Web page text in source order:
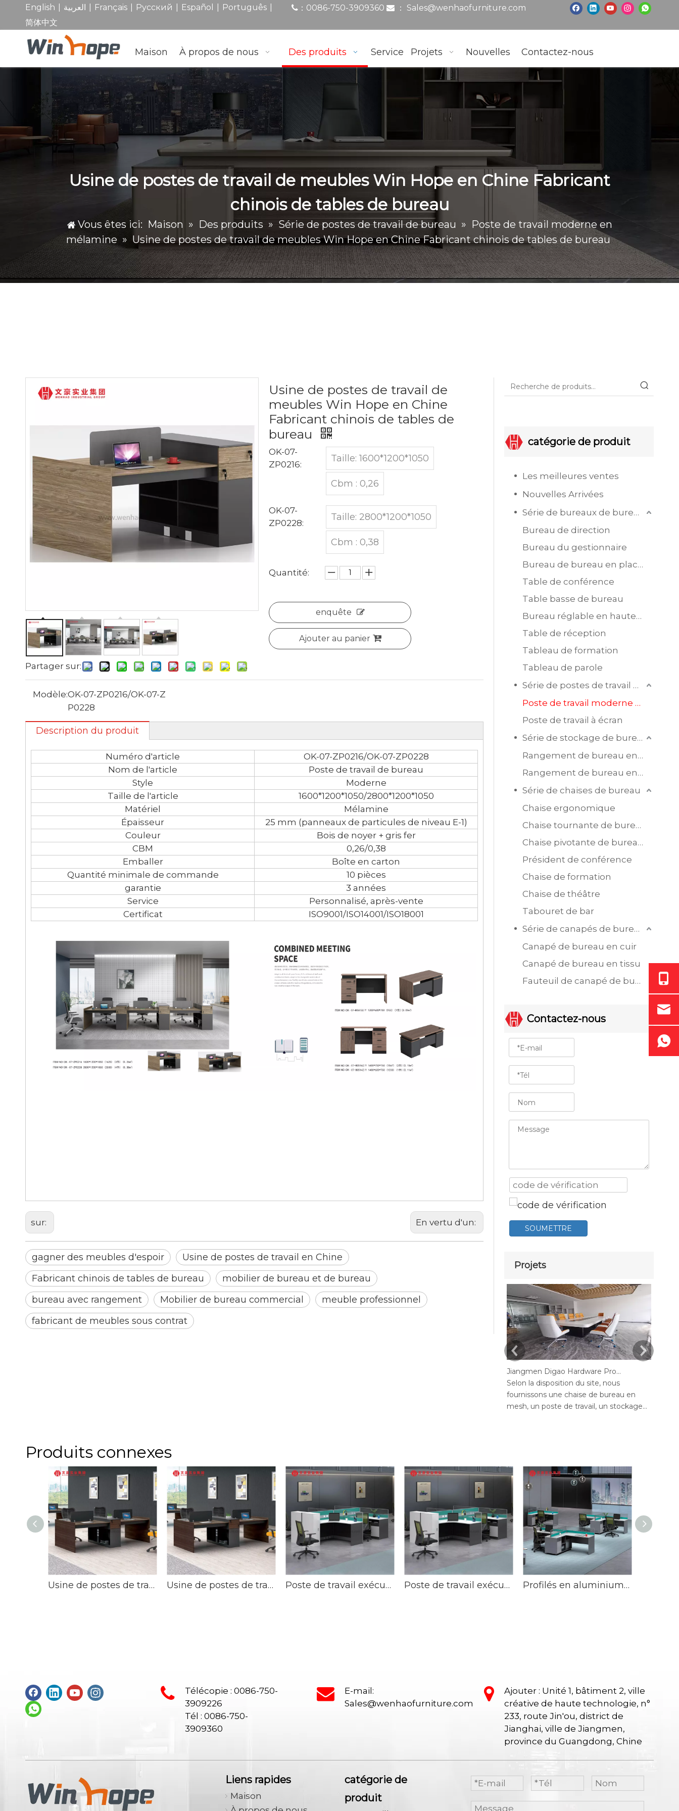
English العربية Français Pусский Español Português
简体中文
： 0086-750-3909360 ： Sales@wenhaofurniture.com
Maison À propos de nous Des produits Service Projets Nouvelles Contactez-nous
Usine de postes de travail de meubles Win Hope en Chine Fabricant
chinois de tables de bureau
Vous êtes ici: Maison » Des produits » Série de postes de travail de bureau » Poste de travail moderne en
mélamine » Usine de postes de travail de meubles Win Hope en Chine Fabricant chinois de tables de bureau
Partager sur:
Usine de postes de travail de
meubles Win Hope en Chine
Fabricant chinois de tables de
bureau
OK-07-
ZP0216:
Taille: 1600*1200*1050
Cbm : 0,26
OK-07-
ZP0228:
Taille: 2800*1200*1050
Cbm : 0,38
Quantité:
enquête
Ajouter au panier
Modèle:OK-07-ZP0216/OK-07-Z
P0228
Description du produit
Numéro d'article
OK-07-ZP0216/OK-07-ZP0228
Nom de l'article
Poste de travail de bureau
Style
Moderne
Taille de l'article
1600*1200*1050/2800*1200*1050
Matériel
Mélamine
Épaisseur
25 mm (panneaux de particules de niveau E-1)
Couleur
Bois de noyer + gris fer
CBM
0,26/0,38
Emballer
Boîte en carton
Quantité minimale de commande
10 pièces
garantie
3 années
Service
Personnalisé, après-vente
Certificat
ISO9001/ISO14001/ISO18001
sur: En vertu d'un:
gagner des meubles d'espoir
Usine de postes de travail en Chine
Fabricant chinois de tables de bureau
mobilier de bureau et de bureau
bureau avec rangement
Mobilier de bureau commercial
meuble professionnel
fabricant de meubles sous contrat
catégorie de produit
Les meilleures ventes
Nouvelles Arrivées
Série de bureaux de bureau
Bureau de direction
Bureau du gestionnaire
Bureau de bureau en placage MDF
Table de conférence
Table basse de bureau
Bureau réglable en hauteur
Table de réception
Tableau de formation
Tableau de parole
Série de postes de travail de bureau
Poste de travail moderne en mélamine
Poste de travail à écran
Série de stockage de bureau
Rangement de bureau en bois
Rangement de bureau en acier
Série de chaises de bureau
Chaise ergonomique
Chaise tournante de bureau en maille
Chaise pivotante de bureau en cuir
Président de conférence
Chaise de formation
Chaise de théâtre
Tabouret de bar
Série de canapés de bureau
Canapé de bureau en cuir
Canapé de bureau en tissu
Fauteuil de canapé de bureau à siège unique
Contactez-nous
SOUMETTRE
Projets
Jiangmen Digao Hardware Products Company
Selon la disposition du site, nous
fournissons une chaise de bureau en
mesh, un poste de travail, un stockage
Produits connexes
Usine de postes de travail en Chine Table de bureau saoudienne Fournisseur de bureau en Chine Usine de postes de travail en Chine Table de bureau saoudienne Fournisseur de bureau en Chine Poste de travail exécutif d'ordinateur de luxe moderne, meubles en bois en forme de L, plateau de Table en résine avec classeur Poste de travail exécutif d'ordinateur de luxe moderne, meubles en bois en forme de L, plateau de Table en résine avec classeur Profilés en aluminium écran de poste de travail tissu bureau cloison armoire centre d'appel poste de travail de bureau
Télécopie : 0086-750-
3909226
Tél : 0086-750-
3909360
E-mail:
Sales@wenhaofurniture.com
Ajouter : Unité 1, bâtiment 2, ville
créative de haute technologie, n°
233, route Jin'ou, district de
Jianghai, ville de Jiangmen,
province du Guangdong, Chine
Liens rapides
Maison
catégorie de
produit